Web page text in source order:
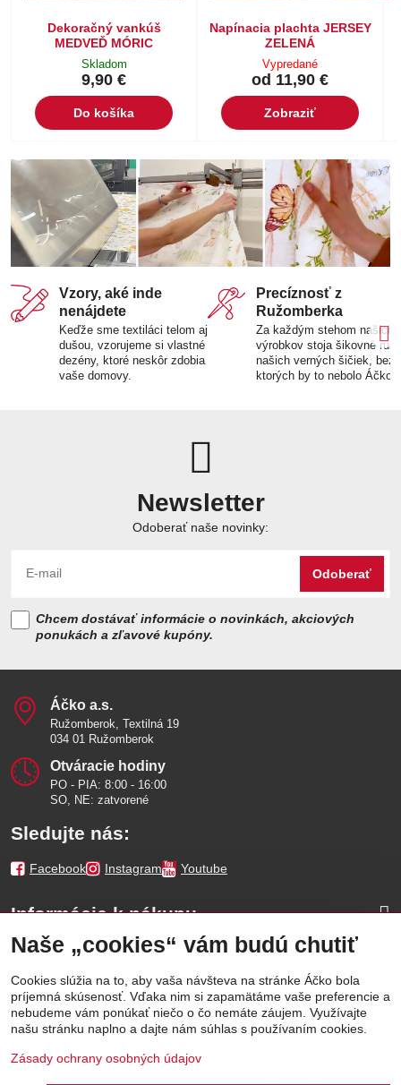
Dekoračný vankúš
MEDVEĎ MÓRIC
Skladom
9,90 €
Do košíka
Napínacia plachta JERSEY
ZELENÁ
Vypredané
od 11,90 €
Zobraziť
Vzory, aké inde
nenájdete
Keďže sme textiláci telom aj
dušou, vzorujeme si vlastné
dezény, ktoré neskôr zdobia
vaše domovy.
Precíznosť z
Ružomberka
Za každým stehom našich
výrobkov stoja šikovné ruky
našich verných šičiek, bez
ktorých by to nebolo Áčko.
Newsletter
Odoberať naše novinky:
Odoberať
Chcem dostávať informácie o novinkách, akciových
ponukách a zľavové kupóny.
Áčko a​.s​.
Ružomberok, Textilná 19
034 01 Ružomberok
Otváracie hodiny
PO - PIA: 8:00 - 16:00
SO, NE: zatvorené
Sledujte nás:
Facebook Instagram Youtube
Informácie k nákupu
Naše značky
Výhody
Naše „cookies“ vám budú chutiť
Cookies slúžia na to, aby vaša návšteva na stránke Áčko bola
príjemná skúsenosť. Vďaka nim si zapamätáme vaše preferencie a
nebudeme vám ponúkať niečo o čo nemáte záujem. Využívajte
našu stránku naplno a dajte nám súhlas s používaním cookies.
Zásady ochrany osobných údajov